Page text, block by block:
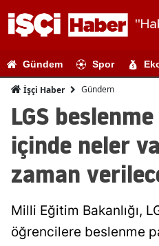
Gündem Spor
İşçi Haber Gündem
LGS
içinde neler
zaman
Milli Eğitim Bakanlığı,
öğrencilere beslenme